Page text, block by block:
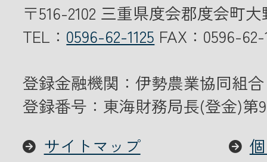
〒516-2102 三重県度会郡度会町
TEL： 0596-62-1125 FAX：0596-62-
登録金融機関：伊勢農業協同組合
登録番号：東海財務局長(登金)第
サイトマップ